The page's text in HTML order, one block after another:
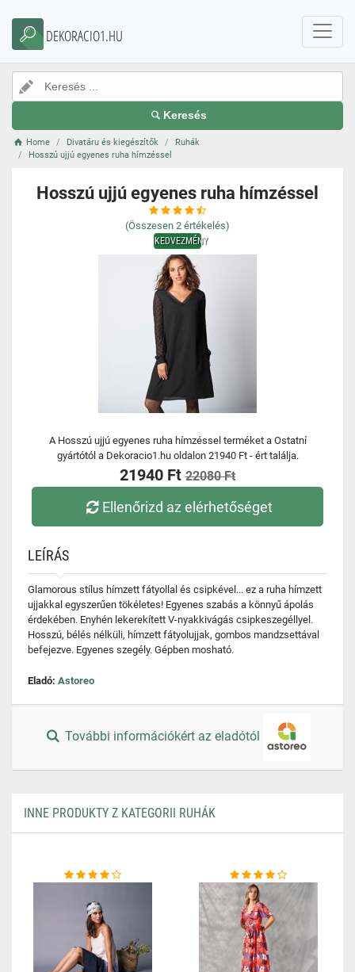
DEKORACIO1.HU
Keresés
Home Divatáru és kiegészítők
Ruhák
Hosszú ujjú egyenes ruha hímzéssel
Hosszú ujjú egyenes ruha hímzéssel
(Összesen 2 értékelés)
KEDVEZMÉNY
A Hosszú ujjú egyenes ruha hímzéssel terméket a Ostatní
gyártótól a Dekoracio1.hu oldalon 21940 Ft - ért találja.
21940 Ft 22080 Ft
Ellenőrizd az elérhetőséget
LEÍRÁS
Glamorous stílus hímzett fátyollal és csipkével... ez a ruha hímzett
ujjakkal egyszerűen tökéletes! Egyenes szabás a könnyű ápolás
érdekében. Enyhén lekerekített V-nyakkivágás csipkeszegéllyel.
Hosszú, bélés nélküli, hímzett fátyolujjak, gombos mandzsettával
befejezve. Egyenes szegély. Gépben mosható.
Eladó: Astoreo
További információkért az eladótól
INNE PRODUKTY Z KATEGORII RUHÁK